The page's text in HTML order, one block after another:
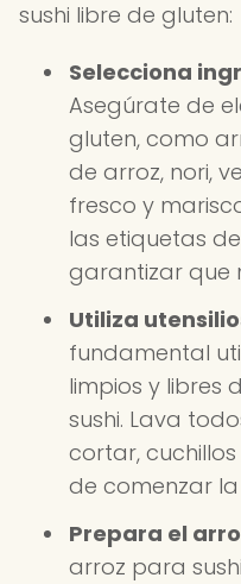
sushi libre de gluten:
Selecciona
Asegúrate de
gluten, como
de arroz, nori,
fresco y
las etiquetas
garantizar que
Utiliza
fundamental
limpios y libres
sushi. Lava
cortar,
de comenzar
Prepara el
arroz para